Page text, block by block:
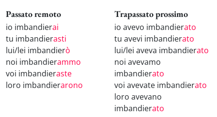
Passato remoto
io imbandierai
tu imbandierasti
lui/lei imbandierò
noi imbandierammo
voi imbandieraste
loro imbandierarono
Trapassato prossimo
io avevo imbandierato
tu avevi imbandierato
lui/lei aveva imbandierato
noi avevamo
imbandierato
voi avevate imbandierato
loro avevano
imbandierato